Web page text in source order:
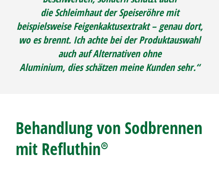
die Schleimhaut der Speiseröhre mit
beispielsweise Feigenkaktusextrakt – genau dort,
wo es brennt. Ich achte bei der Produktauswahl
auch auf Alternativen ohne
Aluminium, dies schätzen meine Kunden sehr.“
Behandlung von Sodbrennen
mit Refluthin®